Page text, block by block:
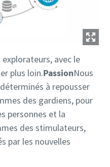
avec le
plus loin.PassionNous
à repousser
des gardiens, pour
personnes et la
des stimulateurs,
par les nouvelles